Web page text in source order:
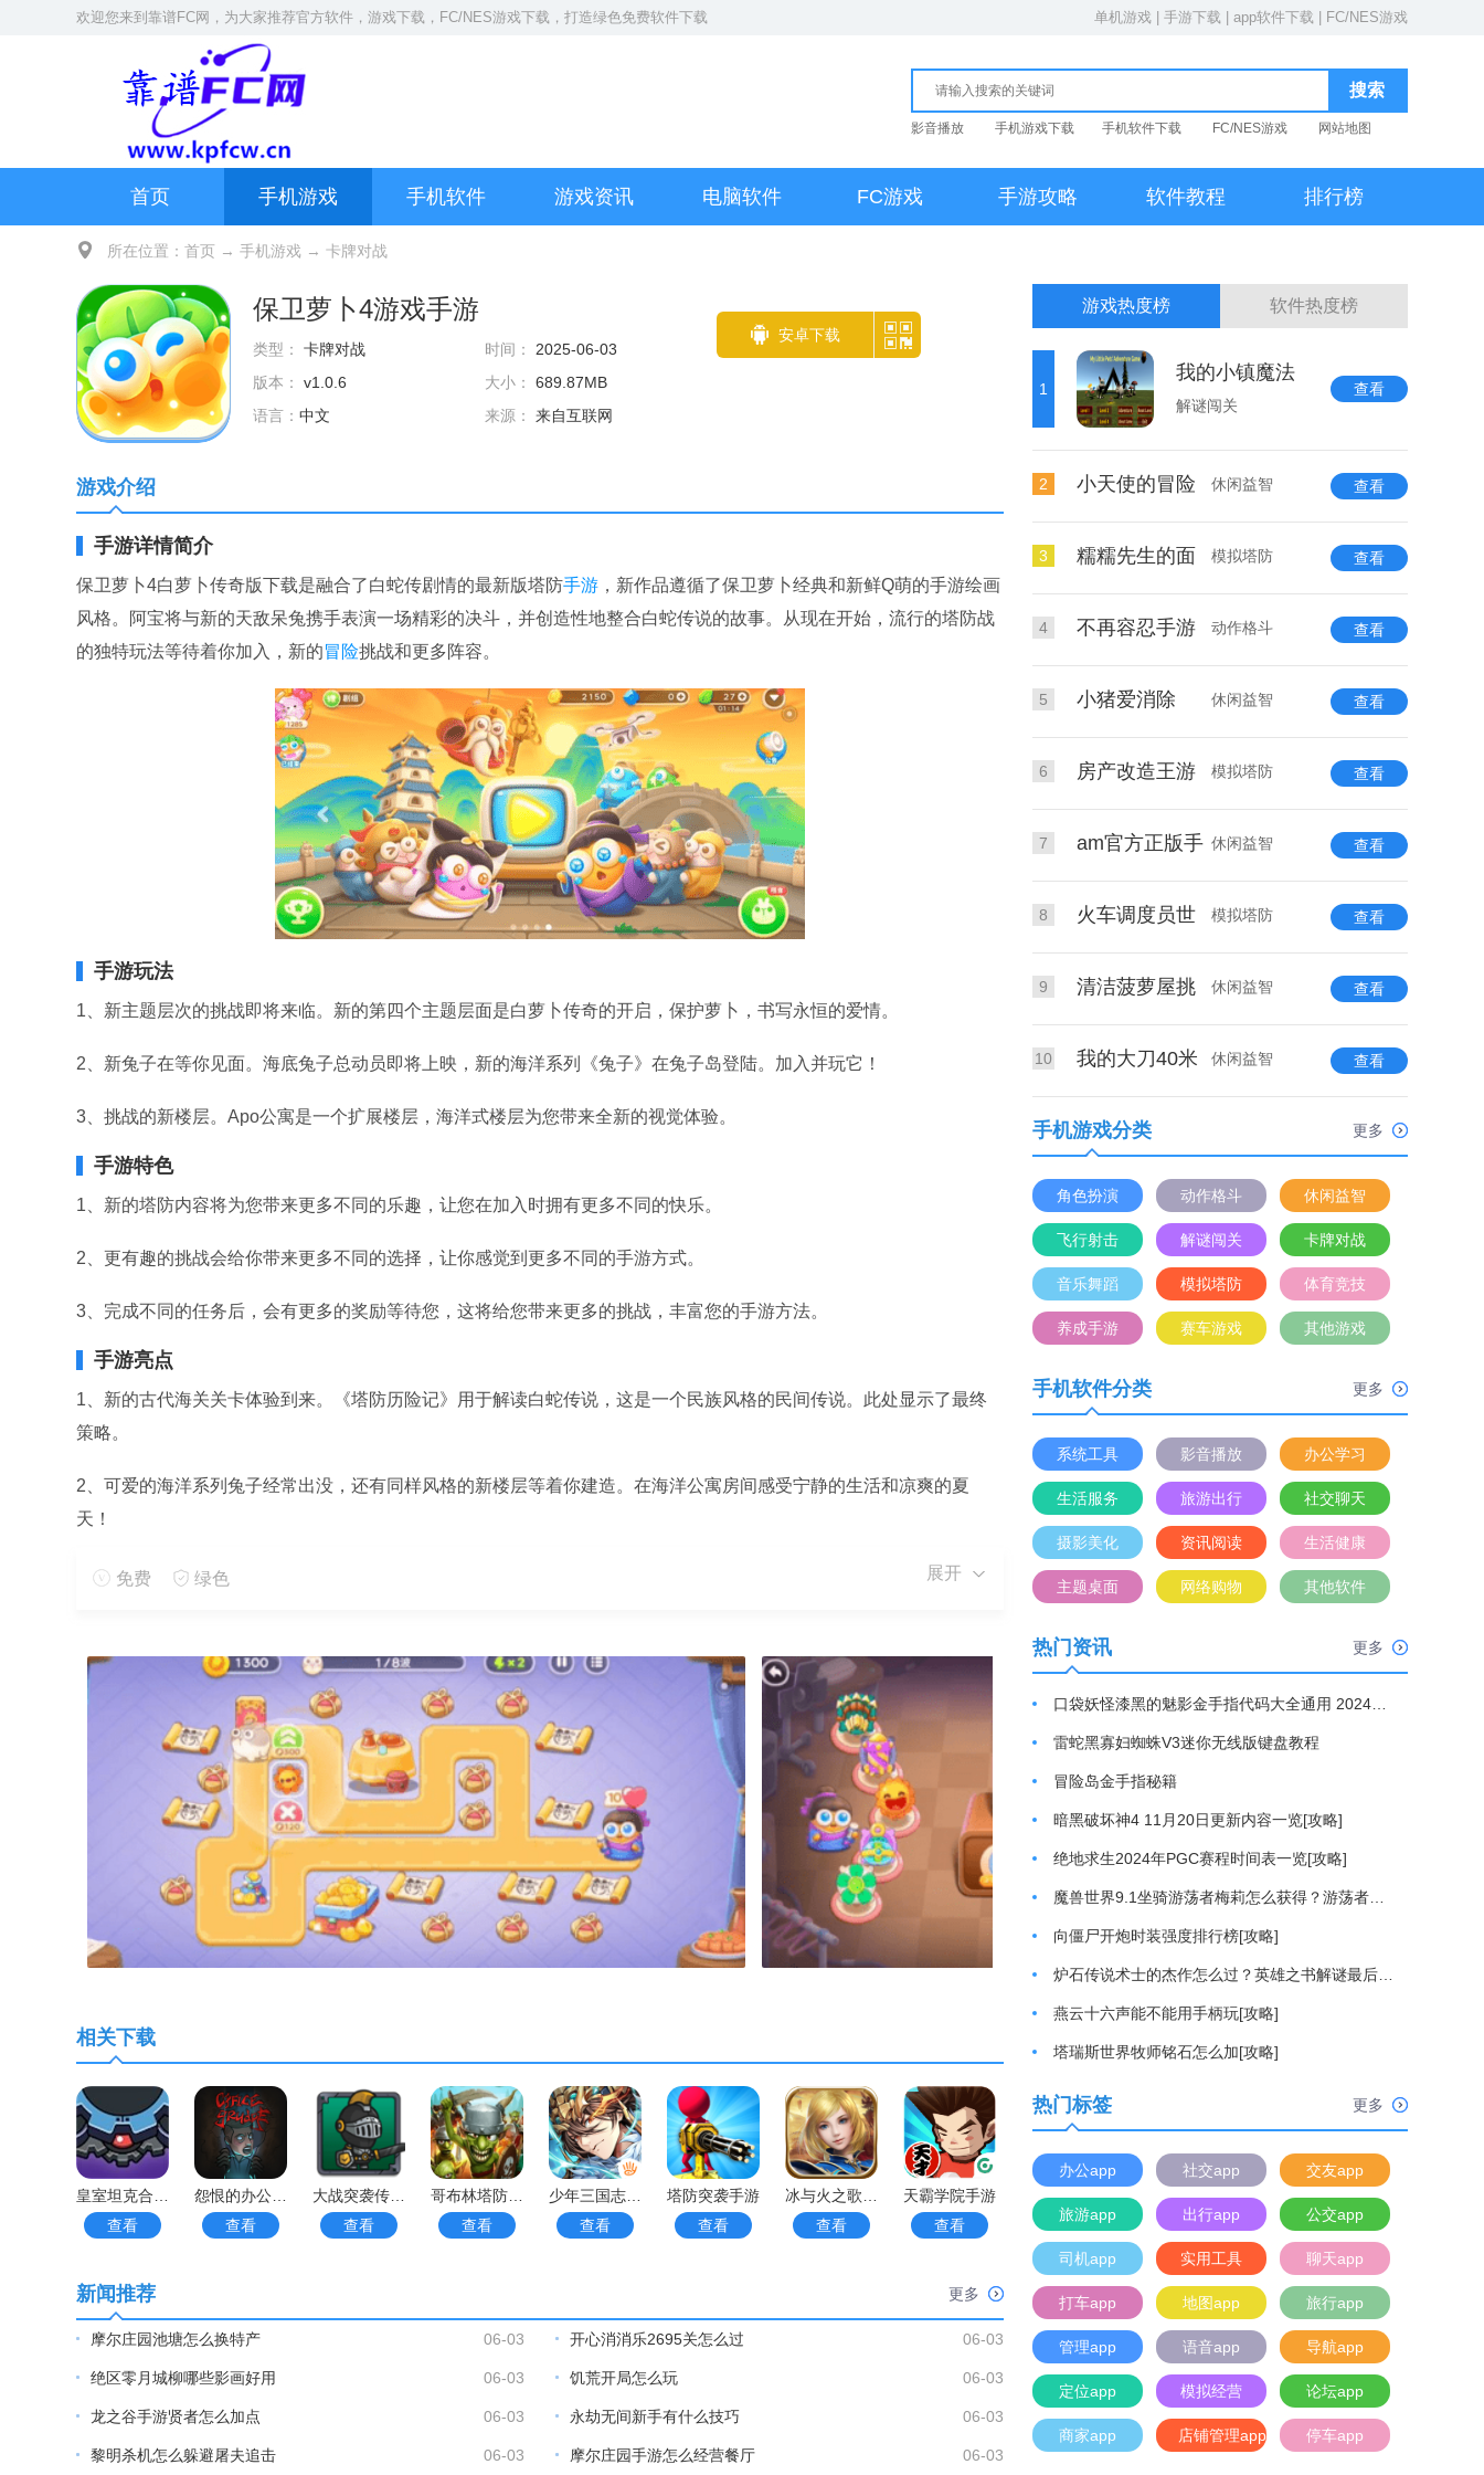
欢迎您来到 靠谱FC网 ，为大家推荐官方软件，游戏下载， FC/NES游戏下载 ，打造绿色免费软件下载 单机游戏 手游下载 app软件下载 FC/NES游戏
影音播放 手机游戏下载 手机软件下载 FC/NES游戏 网站地图
首页 手机游戏 手机软件 游戏资讯 电脑软件 FC游戏 手游攻略 软件教程 排行榜
所在位置： 首页 → 手机游戏 → 卡牌对战
保卫萝卜4游戏手游
类型： 卡牌对战 时间： 2025-06-03
版本： v1.0.6 大小：
689.87MB
语言： 中文 来源： 来自互联网
安卓下载
游戏介绍
手游详情简介
保卫萝卜4白萝卜传奇版下载是融合了白蛇传剧情的最新版塔防手游 ，新作品遵循了保卫萝卜经典和新鲜Q萌的手游绘画
风格。阿宝将与新的天敌呆兔携手表演一场精彩的决斗，并创造性地整合白蛇传说的故事。从现在开始，流行的塔防战
的独特玩法等待着你加入，新的冒险挑战和更多阵容。
手游玩法
1、新主题层次的挑战即将来临。新的第四个主题层面是白萝卜传奇的开启，保护萝卜，书写永恒的爱情。
2、新兔子在等你见面。海底兔子总动员即将上映，新的海洋系列《兔子》在兔子岛登陆。加入并玩它！
3、挑战的新楼层。Apo公寓是一个扩展楼层，海洋式楼层为您带来全新的视觉体验。
手游特色
1、新的塔防内容将为您带来更多不同的乐趣，让您在加入时拥有更多不同的快乐。
2、更有趣的挑战会给你带来更多不同的选择，让你感觉到更多不同的手游方式。
3、完成不同的任务后，会有更多的奖励等待您，这将给您带来更多的挑战，丰富您的手游方法。
手游亮点
1、新的古代海关关卡体验到来。《塔防历险记》用于解读白蛇传说，这是一个民族风格的民间传说。此处显示了最终
策略。
2、可爱的海洋系列兔子经常出没，还有同样风格的新楼层等着你建造。在海洋公寓房间感受宁静的生活和凉爽的夏
天！
3、10有限的保暖敷料包等待您领取。你可以随意装饰你自己的公寓，你自己的房间会闪闪发光。
1、在相应主题中使用相应的萝卜可以获得关卡中炮塔的伤害加成；
2、每种类型的炮塔都可以给玩家带来不同的效果，杀死不同级别的怪物；
3、各种不同的挑战模式可以让玩家选择并获得更多不同的奖励。
更多好玩实用的手游，请持续关注
免费 绿色 展开
相关下载
查看
查看
查看
查看
查看
塔防突袭手游
查看
查看
天霸学院手游
查看
新闻推荐 更多
摩尔庄园池塘怎么换特产 06-03 开心消消乐2695关怎么过 06-03
绝区零月城柳哪些影画好用 06-03 饥荒开局怎么玩 06-03
龙之谷手游贤者怎么加点 06-03 永劫无间新手有什么技巧 06-03
黎明杀机怎么躲避屠夫追击 06-03 摩尔庄园手游怎么经营餐厅 06-03
游戏热度榜 软件热度榜
1
我的小镇魔法
解谜闯关
查看
2 小天使的冒险 休闲益智 查看
3 糯糯先生的面 模拟塔防 查看
4 不再容忍手游 动作格斗 查看
5 小猪爱消除 休闲益智 查看
6 房产改造王游 模拟塔防 查看
7 am官方正版手 休闲益智 查看
8 火车调度员世 模拟塔防 查看
9 清洁菠萝屋挑 休闲益智 查看
10 我的大刀40米 休闲益智 查看
手机游戏分类 更多
角色扮演 动作格斗 休闲益智
飞行射击 解谜闯关 卡牌对战
音乐舞蹈 模拟塔防 体育竞技
养成手游 赛车游戏 其他游戏
手机软件分类 更多
系统工具 影音播放 办公学习
生活服务 旅游出行 社交聊天
摄影美化 资讯阅读 生活健康
主题桌面 网络购物 其他软件
热门资讯 更多
雷蛇黑寡妇蜘蛛V3迷你无线版键盘教程
冒险岛金手指秘籍
暗黑破坏神4 11月20日更新内容一览[攻略]
绝地求生2024年PGC赛程时间表一览[攻略]
向僵尸开炮时装强度排行榜[攻略]
燕云十六声能不能用手柄玩[攻略]
塔瑞斯世界牧师铭石怎么加[攻略]
热门标签 更多
办公app 社交app 交友app
旅游app 出行app 公交app
司机app 实用工具 聊天app
打车app 地图app 旅行app
管理app 语音app 导航app
定位app 模拟经营 论坛app
商家app 店铺管理app 停车app